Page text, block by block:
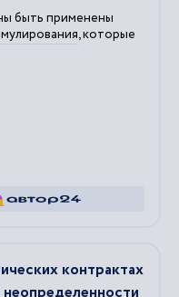
быть применены
, которые
контрактах